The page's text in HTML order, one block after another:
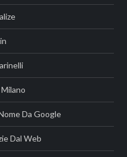
Da Google
Dal Web